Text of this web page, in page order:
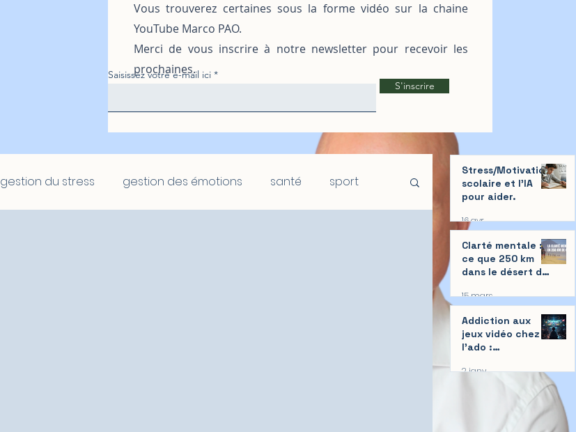
Vous trouverez certaines sous la forme vidéo sur la chaine
YouTube Marco PAO.
Merci de vous inscrire à notre newsletter pour recevoir les
prochaines.
Saisissez votre e-mail ici
S'inscrire
gestion du stress gestion des émotions santé sport
Stress/Motivation
scolaire et l'IA
pour aider.
16 avr.
Clarté mentale :
ce que 250 km
dans le désert du
appris
15 mars
Addiction aux
jeux vidéo chez
l'ado :
aider
2 janv.